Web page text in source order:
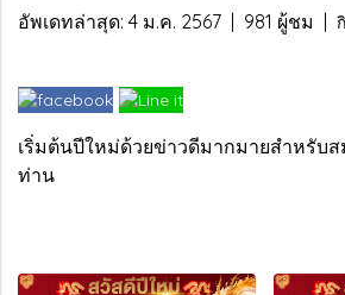
อัพเดทล่าสุด: 4 ม.ค. 2567 981 ผู้ชม
เริ่มต้นปีใหม่ด้วยข่าวดีมากมายสำหรับ
ท่าน